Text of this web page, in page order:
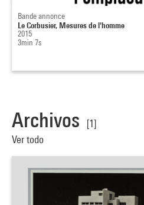
Bande annonce
Le Corbusier, Mesures de l'homme
2015
3min 7s
Archivos
[1]
Ver todo